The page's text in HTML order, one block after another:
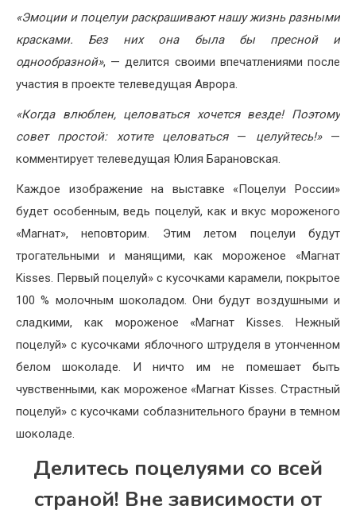
«Эмоции и поцелуи раскрашивают нашу жизнь разными
красками. Без них она была бы пресной и
однообразной», — делится своими впечатлениями после
участия в проекте телеведущая Аврора.
«Когда влюблен, целоваться хочется везде! Поэтому
совет простой: хотите целоваться — целуйтесь!»—
комментирует телеведущая Юлия Барановская.
Каждое изображение на выставке «Поцелуи России»
будет особенным, ведь поцелуй, как и вкус мороженого
«Магнат», неповторим. Этим летом поцелуи будут
трогательными и манящими, как мороженое «Магнат
Kisses. Первый поцелуй» с кусочками карамели, покрытое
100 % молочным шоколадом. Они будут воздушными и
сладкими, как мороженое «Магнат Kisses. Нежный
поцелуй» с кусочками яблочного штруделя в утонченном
белом шоколаде. И ничто им не помешает быть
чувственными, как мороженое «Магнат Kisses. Страстный
поцелуй» с кусочками соблазнительного брауни в темном
шоколаде.
Делитесь поцелуями со всей
страной! Вне зависимости от